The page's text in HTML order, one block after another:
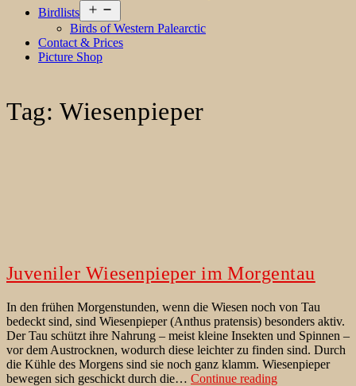
Birdlists
menu
Birds of Western Palearctic
Contact & Prices
Picture Shop
Tag:Wiesenpieper
Juveniler Wiesenpieper im Morgentau
In den frühen Morgenstunden, wenn die Wiesen noch von Tau
bedeckt sind, sind Wiesenpieper (Anthus pratensis) besonders aktiv.
Der Tau schützt ihre Nahrung – meist kleine Insekten und Spinnen –
vor dem Austrocknen, wodurch diese leichter zu finden sind. Durch
die Kühle des Morgens sind sie noch ganz klamm. Wiesenpieper
bewegen sich geschickt durch die… Continue readingJuveniler